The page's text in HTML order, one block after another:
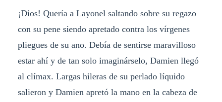
¡Dios! Quería a Layonel saltando sobre su regazo
con su pene siendo apretado contra los vírgenes
pliegues de su ano. Debía de sentirse maravilloso
estar ahí y de tan solo imaginárselo, Damien llegó
al clímax. Largas hileras de su perlado líquido
salieron y Damien apretó la mano en la cabeza de